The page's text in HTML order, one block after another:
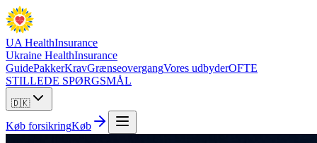
UA HealthInsurance
Ukraine HealthInsurance
GuidePakkerKravGrænseovergangVores udbyderOFTE
STILLEDE SPØRGSMÅL
🇩🇰
Køb forsikringKøb